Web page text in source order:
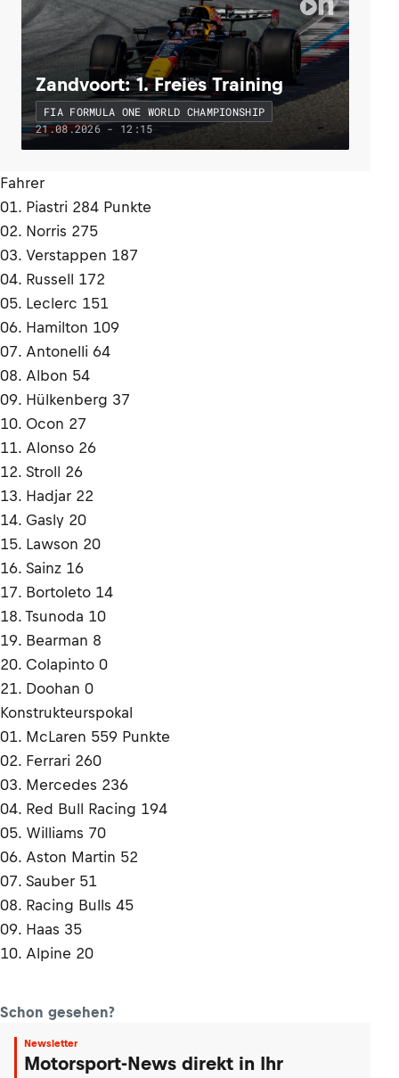
Zandvoort: 1. Freies Training
FIA FORMULA ONE WORLD CHAMPIONSHIP
21.08.2026 - 12:15
Fahrer
01. Piastri 284 Punkte
02. Norris 275
03. Verstappen 187
04. Russell 172
05. Leclerc 151
06. Hamilton 109
07. Antonelli 64
08. Albon 54
09. Hülkenberg 37
10. Ocon 27
11. Alonso 26
12. Stroll 26
13. Hadjar 22
14. Gasly 20
15. Lawson 20
16. Sainz 16
17. Bortoleto 14
18. Tsunoda 10
19. Bearman 8
20. Colapinto 0
21. Doohan 0
Konstrukteurspokal
01. McLaren 559 Punkte
02. Ferrari 260
03. Mercedes 236
04. Red Bull Racing 194
05. Williams 70
06. Aston Martin 52
07. Sauber 51
08. Racing Bulls 45
09. Haas 35
10. Alpine 20
Schon gesehen?
Newsletter
Motorsport-News direkt in Ihr